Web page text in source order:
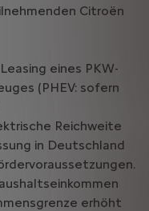
Citroën
eines PKW-
(PHEV: sofern
Reichweite
in Deutschland
erhöht